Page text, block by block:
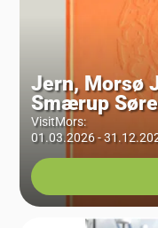
Jern, Morsø
Smærup
VisitMors:
01.03.2026 -